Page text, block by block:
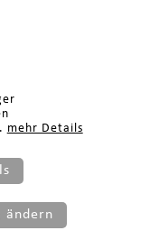
mehr Details
ändern